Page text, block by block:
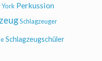
York Perkussion
Schlagzeuger
Schlagzeugschüler